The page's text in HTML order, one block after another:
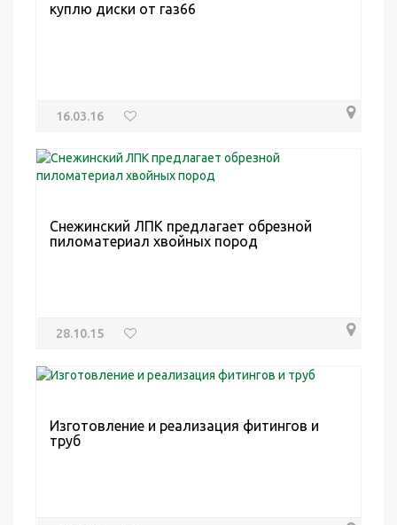
куплю диски от газ66
16.03.16
Снежинский ЛПК предлагает обрезной
пиломатериал хвойных пород
28.10.15
Изготовление и реализация фитингов и
труб